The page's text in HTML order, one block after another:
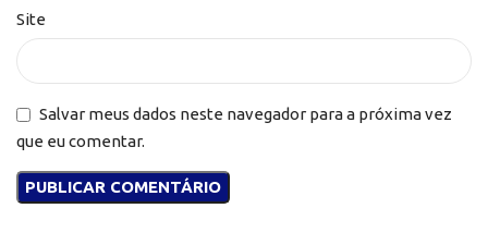
Site
Salvar meus dados neste navegador para a próxima vez
que eu comentar.